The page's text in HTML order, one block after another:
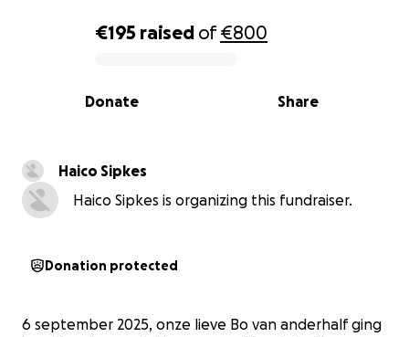
0% complete
€195 raised of€800
Share
Donate
Haico Sipkes
Haico Sipkes is organizing this fundraiser.
Donation protected
6 september 2025, onze lieve Bo van anderhalf ging